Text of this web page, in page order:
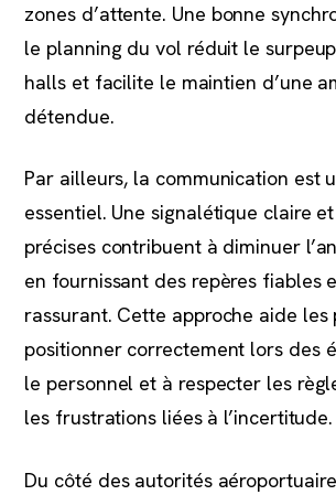
zones d’attente. Une bonne
le planning du vol réduit le
halls et facilite le maintien d’une
détendue.
Par ailleurs, la communication est
essentiel. Une signalétique claire
précises contribuent à diminuer
en fournissant des repères fiables
rassurant. Cette approche aide les
positionner correctement lors des
le personnel et à respecter les
les frustrations liées à l’incertitude.
Du côté des autorités